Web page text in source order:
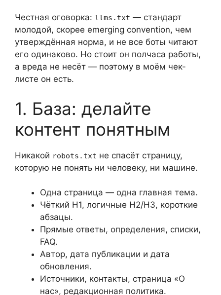
Честная оговорка: llms.txt — стандарт
молодой, скорее emerging convention, чем
утверждённая норма, и не все боты читают
его одинаково. Но стоит он полчаса работы,
а вреда не несёт — поэтому в моём чек-
листе он есть.
1. База: делайте
контент понятным
Никакой robots.txt не спасёт страницу,
которую не понять ни человеку, ни машине.
Одна страница — одна главная тема.
Чёткий H1, логичные H2/H3, короткие
абзацы.
Прямые ответы, определения, списки,
FAQ.
Автор, дата публикации и дата
обновления.
Источники, контакты, страница «О
нас», редакционная политика.